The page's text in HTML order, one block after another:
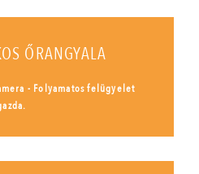
ŐRANGYALA
- Folyamatos felügyelet